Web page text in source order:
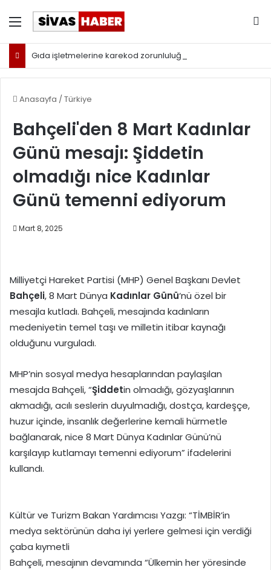
Menü
Gıda işletmelerine karekod zorunluluğu geldi
Anasayfa / Türkiye
Bahçeli'den 8 Mart Kadınlar
Günü mesajı: Şiddetin
olmadığı nice Kadınlar
Günü temenni ediyorum
Mart 8, 2025
Milliyetçi Hareket Partisi (MHP) Genel Başkanı Devlet
Bahçeli, 8 Mart Dünya Kadınlar Günü‘nü özel bir
mesajla kutladı. Bahçeli, mesajında kadınların
medeniyetin temel taşı ve milletin itibar kaynağı
olduğunu vurguladı.
MHP’nin sosyal medya hesaplarından paylaşılan
mesajda Bahçeli, “Şiddetin olmadığı, gözyaşlarının
akmadığı, acılı seslerin duyulmadığı, dostça, kardeşçe,
huzur içinde, insanlık değerlerine kemali hürmetle
bağlanarak, nice 8 Mart Dünya Kadınlar Günü’nü
karşılayıp kutlamayı temenni ediyorum” ifadelerini
kullandı.
Kültür ve Turizm Bakan Yardımcısı Yazgı: “TİMBİR’in
medya sektörünün daha iyi yerlere gelmesi için verdiği
çaba kıymetli
Bahçeli, mesajının devamında “Ülkemin her yöresinde